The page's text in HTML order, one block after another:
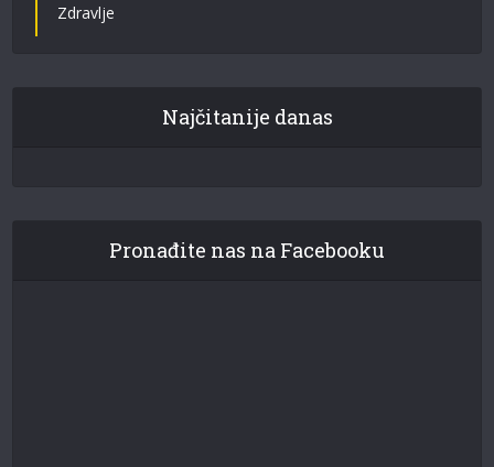
Zdravlje
Najčitanije danas
Pronađite nas na Facebooku